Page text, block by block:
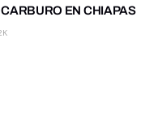
EN CHIAPAS